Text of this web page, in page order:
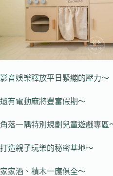
影音娛樂釋放平日緊繃的壓力～
還有電動麻將豐富假期～
角落一隅特別規劃兒童遊戲專區
打造親子玩樂的秘密基地～
家家酒、積木一應俱全～